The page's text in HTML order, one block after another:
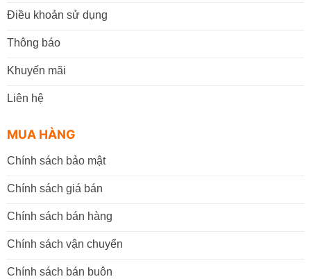
Điều khoản sử dụng
Thông báo
Khuyến mãi
Liên hệ
MUA HÀNG
Chính sách bảo mật
Chính sách giá bán
Chính sách bán hàng
Chính sách vận chuyển
Chính sách bán buôn